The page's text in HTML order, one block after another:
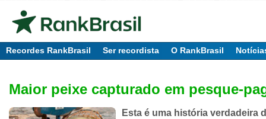
Recordes RankBrasil Ser recordista O RankBrasil
Maior peixe capturado em pesque-
Esta é uma história verdadeira